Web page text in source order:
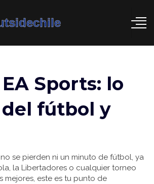
Sports: lo
fútbol y
se pierden ni un minuto de fútbol, ya
la Libertadores o cualquier torneo
mejores, este es tu punto de